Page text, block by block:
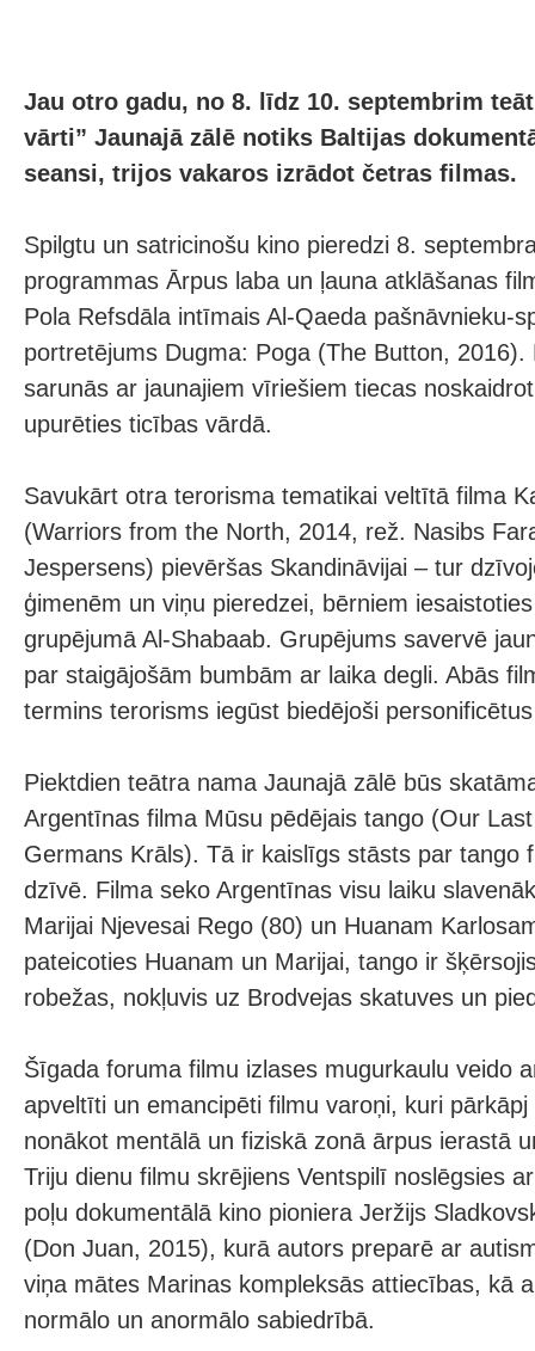
Jau otro gadu, no 8. līdz 10. septembrim
vārti” Jaunajā zālē notiks Baltijas
seansi, trijos vakaros izrādot četras filmas.
Spilgtu un satricinošu kino pieredzi 8.
programmas Ārpus laba un ļauna atklāšanas
Pola Refsdāla intīmais Al-Qaeda pašnāvnieku-
portretējums Dugma: Poga (The Button, 2016).
sarunās ar jaunajiem vīriešiem tiecas
upurēties ticības vārdā.
Savukārt otra terorisma tematikai veltītā filma
(Warriors from the North, 2014, rež. Nasibs
Jespersens) pievēršas Skandināvijai – tur
ģimenēm un viņu pieredzei, bērniem
grupējumā Al-Shabaab. Grupējums savervē
par staigājošām bumbām ar laika degli. Abās
termins terorisms iegūst biedējoši
Piektdien teātra nama Jaunajā zālē būs
Argentīnas filma Mūsu pēdējais tango (Our
Germans Krāls). Tā ir kaislīgs stāsts par tango
dzīvē. Filma seko Argentīnas visu laiku
Marijai Njevesai Rego (80) un Huanam
pateicoties Huanam un Marijai, tango ir
robežas, nokļuvis uz Brodvejas skatuves un
Šīgada foruma filmu izlases mugurkaulu veido
apveltīti un emancipēti filmu varoņi, kuri
nonākot mentālā un fiziskā zonā ārpus ierastā
Triju dienu filmu skrējiens Ventspilī noslēgsies
poļu dokumentālā kino pioniera Jeržijs
(Don Juan, 2015), kurā autors preparē ar
viņa mātes Marinas kompleksās attiecības, kā
normālo un anormālo sabiedrībā.